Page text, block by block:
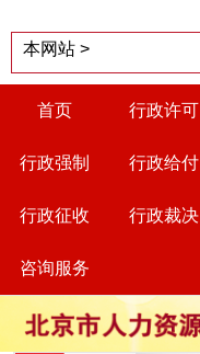
首页 行政许可
行政强制 行政给付
行政征收 行政裁决
咨询服务